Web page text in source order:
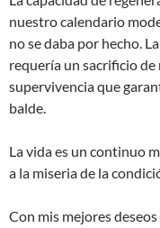
nuestro calendario
no se daba por hecho.
requería un sacrificio
supervivencia que
balde.
La vida es un continuo
a la miseria de la
Con mis mejores